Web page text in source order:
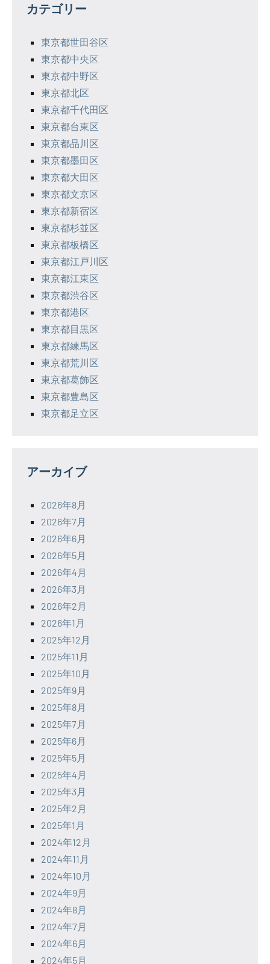
ー
カテゴリー
東京都世田谷区
東京都中央区
東京都中野区
東京都北区
東京都千代田区
東京都台東区
東京都品川区
東京都墨田区
東京都大田区
東京都文京区
東京都新宿区
東京都杉並区
東京都板橋区
東京都江戸川区
東京都江東区
東京都渋谷区
東京都港区
東京都目黒区
東京都練馬区
東京都荒川区
東京都葛飾区
東京都豊島区
東京都足立区
アーカイブ
2026年8月
2026年7月
2026年6月
2026年5月
2026年4月
2026年3月
2026年2月
2026年1月
2025年12月
2025年11月
2025年10月
2025年9月
2025年8月
2025年7月
2025年6月
2025年5月
2025年4月
2025年3月
2025年2月
2025年1月
2024年12月
2024年11月
2024年10月
2024年9月
2024年8月
2024年7月
2024年6月
2024年5月